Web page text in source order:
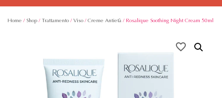
Home / Shop / Trattamento / Viso / Creme Antietà / Rosalique Soothing Night Cream 50ml